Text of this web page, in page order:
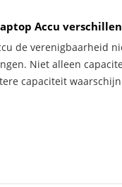
Accu
de verenigbaarheid
Niet alleen
capaciteit